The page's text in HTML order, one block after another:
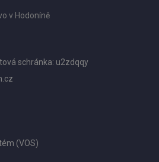
v Hodoníně
schránka: u2zdqqy
(VOS)